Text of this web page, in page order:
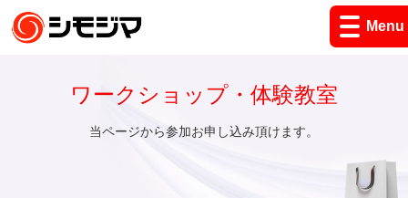
Menu
ワークショップ・体験教室
当ページから参加お申し込み頂けます。